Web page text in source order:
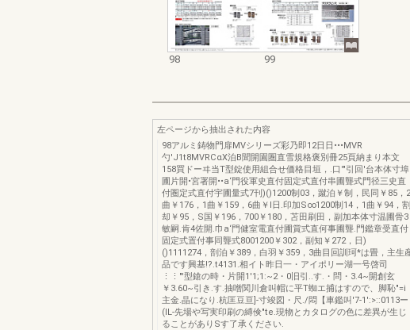
98 99
左ページから抽出された内容
98アルミ鋳物門扉MVシリーズ彩乃即12日日•••MVR
勺'J1t8MVRCαX泊B聞開園圏直雪規格褒別冊25頁納まり本文
158買ドーヰ当T型錠使用組合せ価格目垣，.口'"引回'台本体寸埠
圃片開•宮署開••a‘門役軍史直付固定式直付串圃聾式門径三史直
付圏定式直付宇圃量式7刊)()1200制03，蹴泊￥制，民同￥85，2
曲￥176，1曲￥159，6曲￥l日.印加S∞1200制14，1曲￥94，割
却￥95，S国￥196，700￥180，苫田刷田，副加本体寸温圃骨3
敏嗣.肯4佐開.巾a‘門健室電直付圃賞式直何事圃聾.門鑑章受直付
固定式置付事同聾式8001200￥302，副知￥272，日)
()1111274，剖泊￥389，白羽￥359，3曲目回訓珂*は畳，主生
品です興基!?.t4131.相イト昨日一・アイポリー湖一号啓司
⋮⋮"'型鎗の時・片開1'1;1:~2・0旧引..す.・問・3.4~開創玄
￥3.60~引き.す.抽噌関川倉叫帽に平T蜘エ捕はすので、脚恥"=i
主金.晶になり.杭匡豆亘]-寸竣図・尺./悶【車鑑叫'7-1':>::0113ー
(lL-先場や写実印刷の縛倹"te.現物とカタログの色に差異が生じ
ることがありSす了承ください.